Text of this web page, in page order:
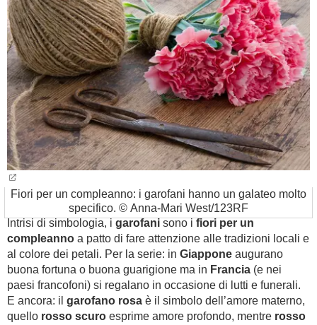
Fiori per un compleanno: i garofani hanno un galateo molto
specifico. © Anna-Mari West/123RF
Intrisi di simbologia, i garofani sono i fiori per un
compleanno a patto di fare attenzione alle tradizioni locali e
al colore dei petali. Per la serie: in Giappone augurano
buona fortuna o buona guarigione ma in Francia (e nei
paesi francofoni) si regalano in occasione di lutti e funerali.
E ancora: il garofano rosa è il simbolo dell’amore materno,
quello rosso scuro esprime amore profondo, mentre rosso